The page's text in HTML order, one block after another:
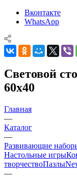
Вконтакте
WhatsApp
Световой
60х40
Главная
—
Каталог
—
Развивающие
Настольные игры
творчествоПазлы
—